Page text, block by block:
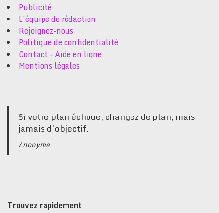
Publicité
L’équipe de rédaction
Rejoignez-nous
Politique de confidentialité
Contact – Aide en ligne
Mentions légales
Si votre plan échoue, changez de plan, mais
jamais d’objectif.
Anonyme
Trouvez rapidement